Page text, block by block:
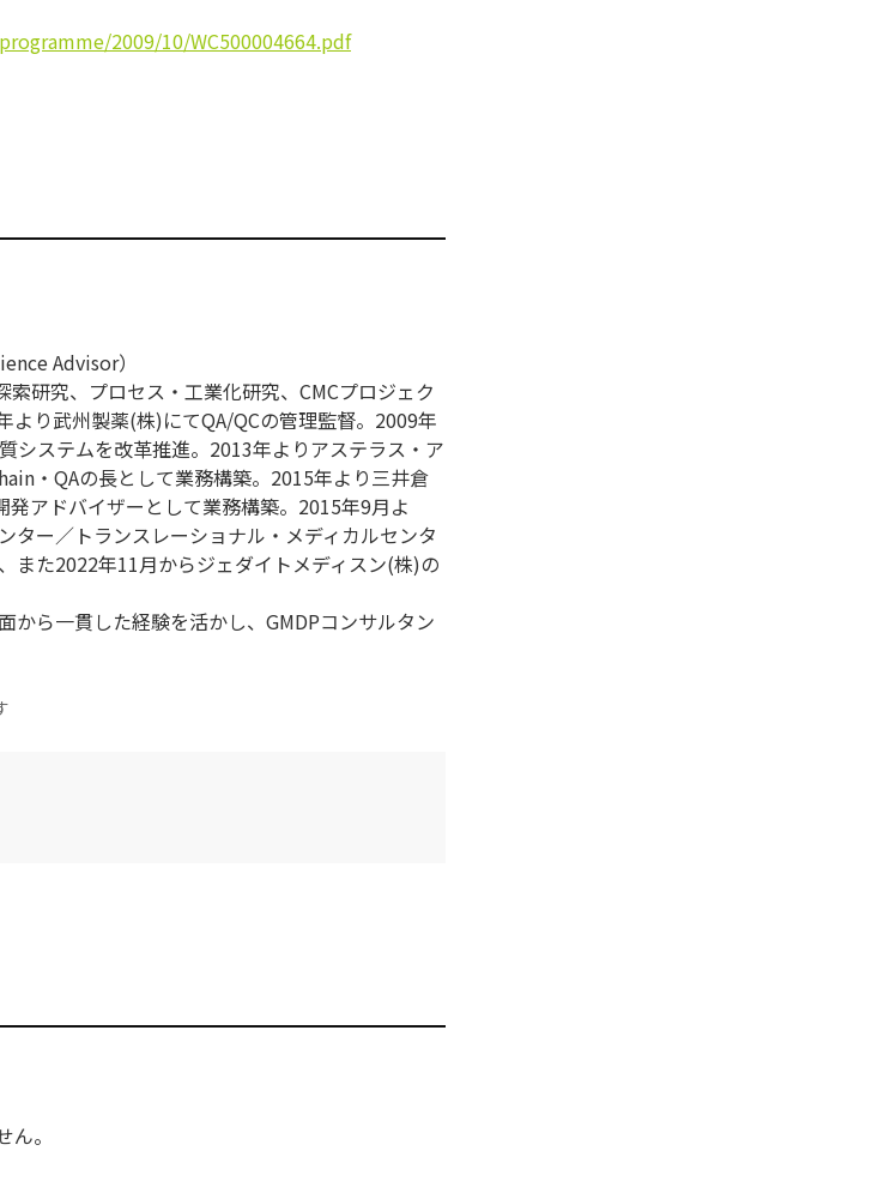
2009/10/WC500004664.pdf
Advisor）
研究、プロセス・工業化研究、CMCプロジェク
より武州製薬(株)にてQA/QCの管理監督。2009年
システムを改革推進。2013年よりアステラス・ア
・QAの長として業務構築。2015年より三井倉
アドバイザーとして業務構築。2015年9月よ
ー／トランスレーショナル・メディカルセンタ
また2022年11月からジェダイトメディスン(株)の
ら一貫した経験を活かし、GMDPコンサルタン
。